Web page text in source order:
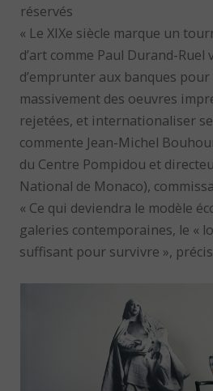
réservés
« Le XIXe siècle marque un
d’art comme Paul Durand-Ruel
d’emprunter aux banques
massivement des oeuvres
rejetées, et internationaliser
commente Jean-Michel
du Centre Pompidou et
National de Monaco),
« Ce qui deviendra le modèle
galeries contemporaines, le «
suffisant pour survivre »,